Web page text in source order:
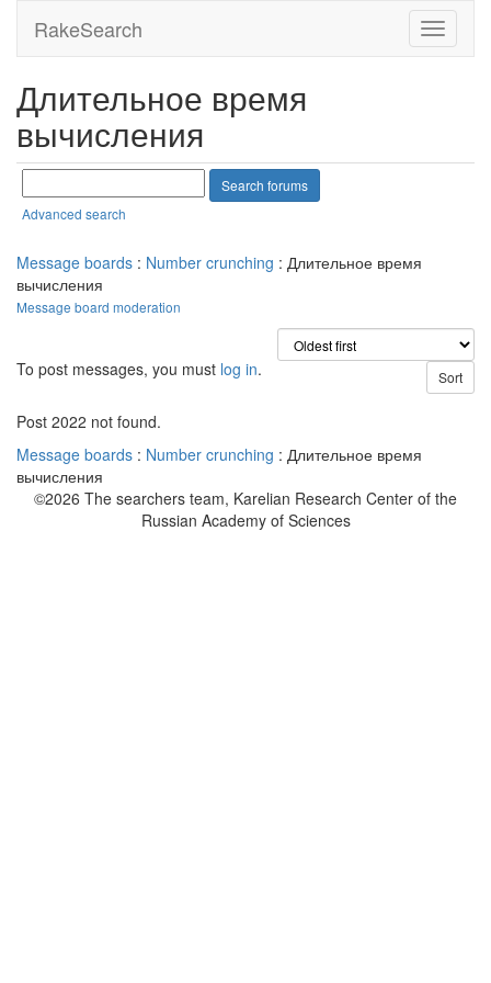
RakeSearch
Длительное время
вычисления
Advanced search
Message boards : Number crunching : Длительное время
вычисления
Message board moderation
To post messages, you must log in.
Post 2022 not found.
Message boards : Number crunching : Длительное время
вычисления
©2026 The searchers team, Karelian Research Center of the
Russian Academy of Sciences